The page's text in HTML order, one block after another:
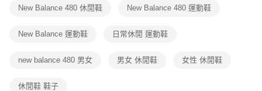
１．透過由恩沛科技股份有限公司提供之「AFTEE先享後付」服務完成之交
權轉讓予恩沛科技股份有限公司。
３．未成年的使用者請事先徵得法定代理人或監護人之同意方可使用
任。
New Balance 480 休閒鞋 New Balance 480 運動鞋
New Balance 運動鞋 日常休閒 運動鞋
new balance 480 男女 男女 休閒鞋 女性 休閒鞋
休閒鞋 鞋子